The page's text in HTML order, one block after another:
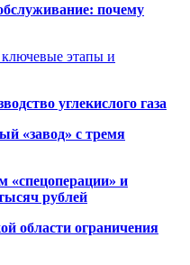
почему
этапы и
углекислого газа
«завод» с тремя
«спецоперации» и
рублей
области ограничения